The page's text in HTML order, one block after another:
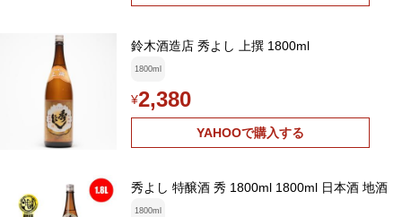
鈴木酒造店 秀よし 上撰 1800ml
1800ml
¥2,380
YAHOOで購入する
秀よし 特醸酒 秀 1800ml 1800ml 日本酒 地酒
1800ml